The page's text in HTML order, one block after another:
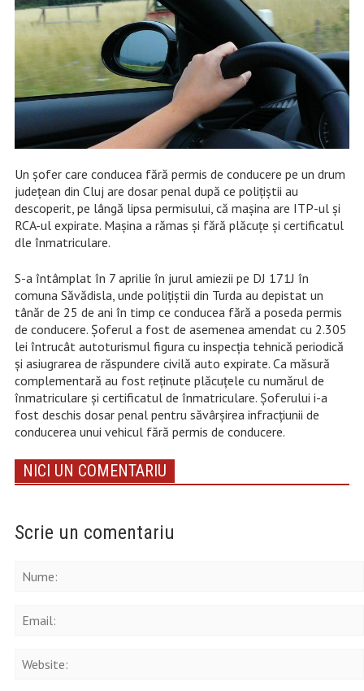
Un șofer care conducea fără permis de conducere pe un drum
județean din Cluj are dosar penal după ce polițiștii au
descoperit, pe lângă lipsa permisului, că mașina are ITP-ul și
RCA-ul expirate. Mașina a rămas și fără plăcuțe și certificatul
dle înmatriculare.
S-a întâmplat în 7 aprilie în jurul amiezii pe DJ 171J în
comuna Săvădisla, unde polițiștii din Turda au depistat un
tânăr de 25 de ani în timp ce conducea fără a poseda permis
de conducere. Șoferul a fost de asemenea amendat cu 2.305
lei întrucât autoturismul figura cu inspecția tehnică periodică
și asiugrarea de răspundere civilă auto expirate. Ca măsură
complementară au fost reținute plăcuțele cu numărul de
înmatriculare și certificatul de înmatriculare. Șoferului i-a
fost deschis dosar penal pentru săvârșirea infracțiunii de
conducerea unui vehicul fără permis de conducere.
NICI UN COMENTARIU
Scrie un comentariu